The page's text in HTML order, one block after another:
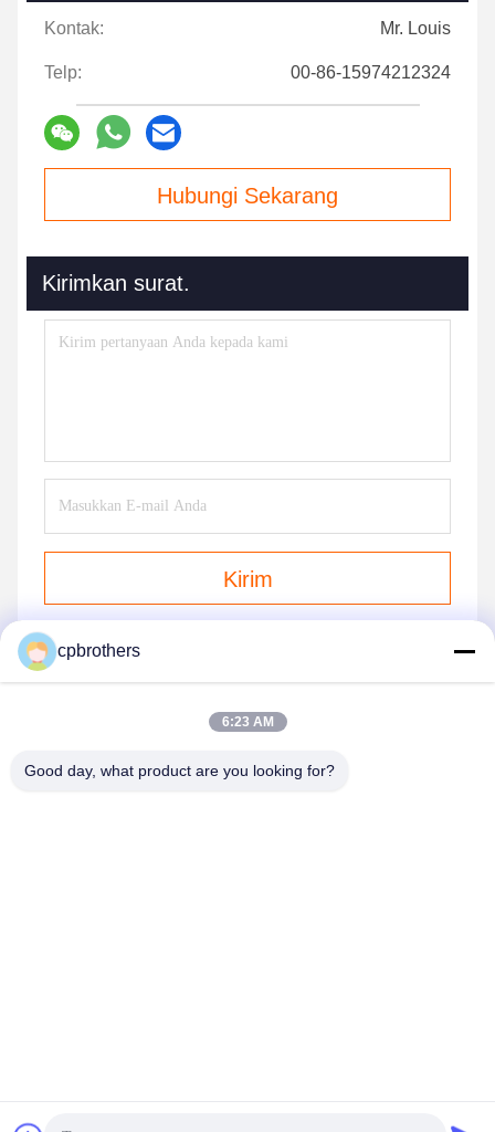
Kontak: Mr. Louis
Telp: 00-86-15974212324
Hubungi Sekarang
Kirimkan surat.
Kirim
cpbrothers
6:23 AM
Good day, what product are you looking for?